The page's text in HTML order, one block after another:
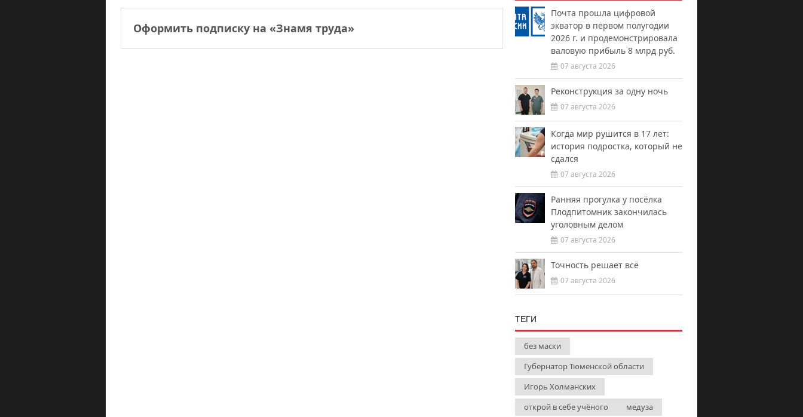
Оформить подписку на «Знамя труда»
Почта прошла цифровой
экватор в первом полугодии
2026 г. и продемонстрировала
валовую прибыль 8 млрд руб.
07 августа 2026
Реконструкция за одну ночь
07 августа 2026
Когда мир рушится в 17 лет:
история подростка, который не
сдался
07 августа 2026
Ранняя прогулка у посёлка
Плодпитомник закончилась
уголовным делом
07 августа 2026
Точность решает всё
07 августа 2026
ТЕГИ
без маски
Губернатор Тюменской области
Игорь Холманских
открой в себе учёного
медуза